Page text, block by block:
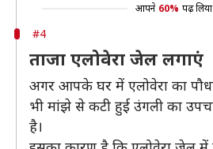
आपने 60% पढ़
#4
ताजा एलोवेरा जेल लगाएं
अगर आपके घर में एलोवेरा का
भी मांझे से कटी हुई उंगली का
है।